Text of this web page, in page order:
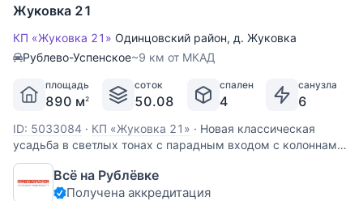
Жуковка 21
КП «Жуковка 21» Одинцовский район, д. Жуковка
Рублево-Успенское~9 км от МКАД
площадь
890 м2
соток
50.08
спален
4
санузла
6
ID: 5033084 · КП «Жуковка 21» · Новая классическая
усадьба в светлых тонах с парадным входом с колоннами.
Прекрасная планировка соответствует современным
представлениям о комфорте. Внутри эффектная парадная
лестница на 4 уровня. Мансарда: подсобные помещения
Всё на Рублёвке
Получена аккредитация